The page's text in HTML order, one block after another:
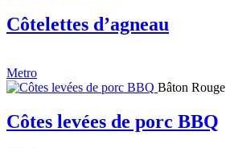
Côtelettes d’agneau
Metro
Bâton Rouge
Côtes levées de porc BBQ